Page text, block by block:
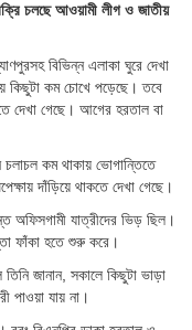
চলছে আওয়ামী লীগ ও জাতীয়
বিভিন্ন এলাকা ঘুরে দেখা
কিছুটা কম চোখে পড়েছে। তবে
দেখা গেছে। আগের হরতাল বা
চলাচল কম থাকায় ভোগান্তিতে
দাঁড়িয়ে থাকতে দেখা গেছে।
অফিসগামী যাত্রীদের ভিড় ছিল।
ফাঁকা হতে শুরু করে।
জানান, সকালে কিছুটা ভাড়া
পাওয়া যায় না।